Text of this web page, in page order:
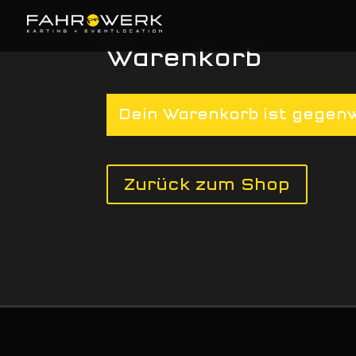
Warenkorb
Dein Warenkorb ist
Zurück zum Shop